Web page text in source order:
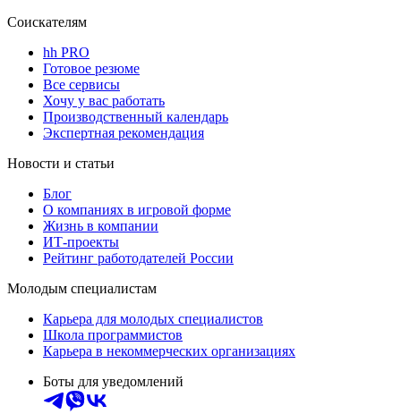
Соискателям
hh PRO
Готовое резюме
Все сервисы
Хочу у вас работать
Производственный календарь
Экспертная рекомендация
Новости и статьи
Блог
О компаниях в игровой форме
Жизнь в компании
ИТ-проекты
Рейтинг работодателей России
Молодым специалистам
Карьера для молодых специалистов
Школа программистов
Карьера в некоммерческих организациях
Боты для уведомлений